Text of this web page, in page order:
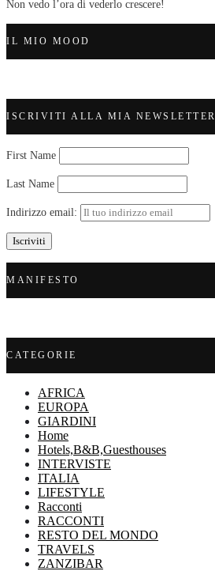
Non vedo l’ora di vederlo crescere!
IL MIO MOOD
ISCRIVITI ALLA MIA NEWSLETTER
First Name
Last Name
Indirizzo email:
MANIFESTO
CATEGORIE
AFRICA
EUROPA
GIARDINI
Home
Hotels,B&B,Guesthouses
INTERVISTE
ITALIA
LIFESTYLE
Racconti
RACCONTI
RESTO DEL MONDO
TRAVELS
ZANZIBAR